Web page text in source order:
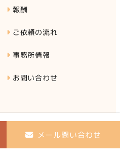
報酬
ご依頼の流れ
事務所情報
お問い合わせ
所 designed byｾﾞﾛﾜﾝ
メール問い合わせ